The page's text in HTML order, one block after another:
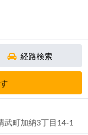
経路検索
武町加納3丁目14-1